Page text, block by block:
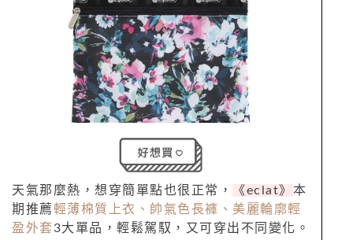
天氣那麼熱，想穿簡單點也很正常， 《eclat》 本
期推薦輕薄棉質上衣、帥氣色長褲、美麗輪廓輕
盈外套3大單品，輕鬆駕馭，又可穿出不同變化。